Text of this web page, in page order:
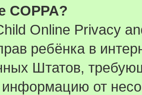
COPPA?
Online Privacy
ребёнка в
Штатов,
информацию от